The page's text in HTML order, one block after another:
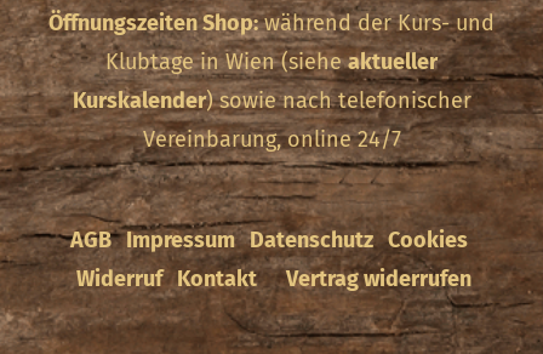
Öffnungszeiten Shop:während der Kurs- und
Klubtage in Wien (sieheaktueller
Kurskalender) sowie nach telefonischer
Vereinbarung, online 24/7
AGB Impressum Datenschutz Cookies
Widerruf Kontakt Vertrag widerrufen